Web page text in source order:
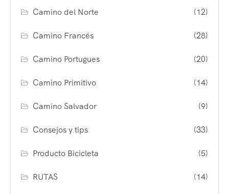
Camino del Norte (12)
Camino Francés (28)
Camino Portugues (20)
Camino Primitivo (14)
Camino Salvador (9)
Consejos y tips (33)
Producto Bicicleta (5)
RUTAS (14)